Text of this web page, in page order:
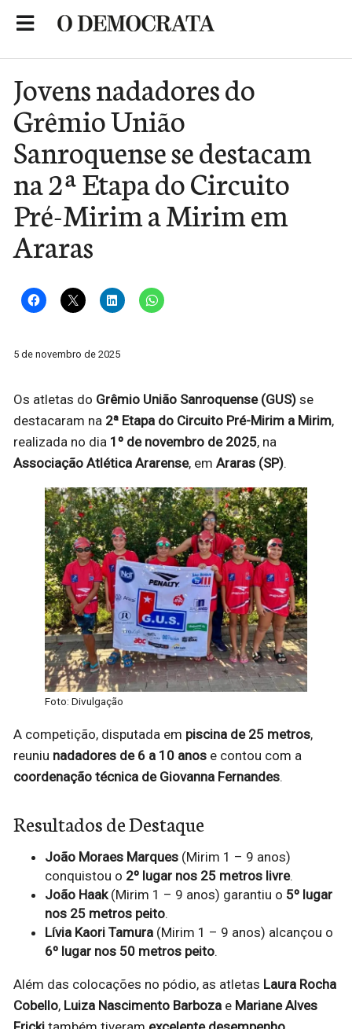
Jovens nadadores do
Grêmio União
Sanroquense se destacam
na 2ª Etapa do Circuito
Pré-Mirim a Mirim em
Araras
5 de novembro de 2025
Os atletas do Grêmio União Sanroquense (GUS) se
destacaram na 2ª Etapa do Circuito Pré-Mirim a Mirim,
realizada no dia 1º de novembro de 2025, na
Associação Atlética Ararense, em Araras (SP).
Foto: Divulgação
A competição, disputada em piscina de 25 metros,
reuniu nadadores de 6 a 10 anos e contou com a
coordenação técnica de Giovanna Fernandes.
Resultados de Destaque
João Moraes Marques (Mirim 1 – 9 anos)
conquistou o 2º lugar nos 25 metros livre.
João Haak(Mirim 1 – 9 anos) garantiu o 5º lugar
nos 25 metros peito.
Lívia Kaori Tamura (Mirim 1 – 9 anos) alcançou o
6º lugar nos 50 metros peito.
Além das colocações no pódio, as atletas Laura Rocha
Cobello, Luiza Nascimento Barboza e Mariane Alves